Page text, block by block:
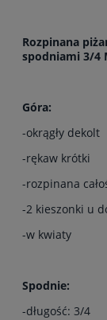
Rozpinana
spodniami 3/4
Góra:
-okrągły dekolt
-rękaw krótki
-rozpinana
-2 kieszonki u
-w kwiaty
Spodnie:
-długość: 3/4